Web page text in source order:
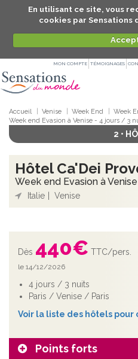
En utilisant ce site, vous
cookies par Sensations
MON COMPTE TÉMOIGNAGES
Accueil Venise Week End
Week
Week end Evasion à Venise - 4 jours / 3
2 •
Hôtel Ca'Dei
Week end Evasion à
Italie Venise
Dès 440€ TTC/pers.
le 14/12/2026
4 jours / 3 nuits
Paris / Venise / Paris
Voir la liste des hôtels pour
Points forts